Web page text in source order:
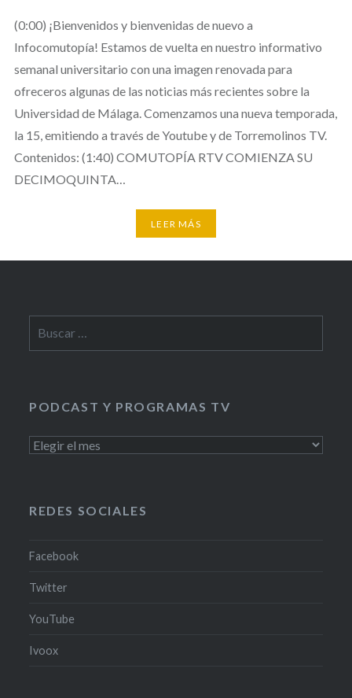
(0:00) ¡Bienvenidos y bienvenidas de nuevo a
Infocomutopía! Estamos de vuelta en nuestro informativo
semanal universitario con una imagen renovada para
ofreceros algunas de las noticias más recientes sobre la
Universidad de Málaga. Comenzamos una nueva temporada,
la 15, emitiendo a través de Youtube y de Torremolinos TV.
Contenidos: (1:40) COMUTOPÍA RTV COMIENZA SU
DECIMOQUINTA…
LEER MÁS
PODCAST Y PROGRAMAS TV
PODCAST
REDES SOCIALES
Facebook
Twitter
YouTube
Ivoox